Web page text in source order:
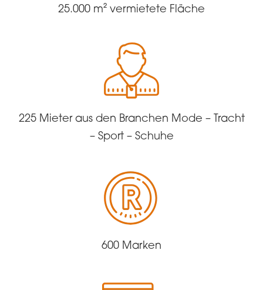
25.000 m² vermietete Fläche
225 Mieter aus den Branchen Mode – Tracht
– Sport – Schuhe
600 Marken